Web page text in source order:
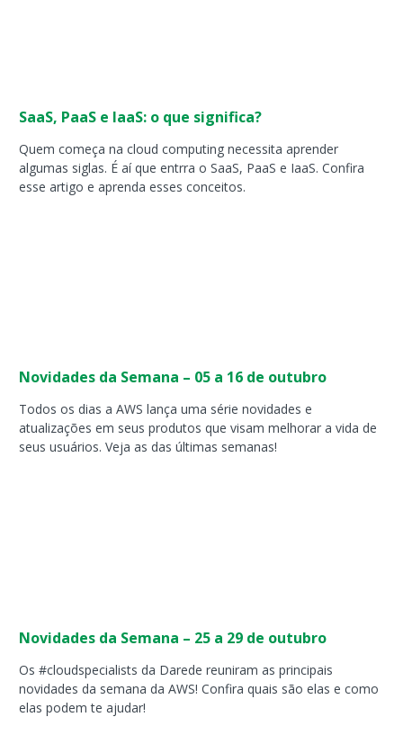
SaaS, PaaS e IaaS: o que significa?
Quem começa na cloud computing necessita aprender
algumas siglas. É aí que entrra o SaaS, PaaS e IaaS. Confira
esse artigo e aprenda esses conceitos.
Novidades da Semana – 05 a 16 de outubro
Todos os dias a AWS lança uma série novidades e
atualizações em seus produtos que visam melhorar a vida de
seus usuários. Veja as das últimas semanas!
Novidades da Semana – 25 a 29 de outubro
Os #cloudspecialists da Darede reuniram as principais
novidades da semana da AWS! Confira quais são elas e como
elas podem te ajudar!